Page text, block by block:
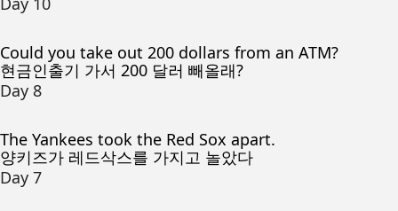
Could you take out 200 dollars from an ATM?
현금인출기 가서 200 달러 빼올래?
Day 8
The Yankees took the Red Sox apart.
양키즈가 레드삭스를 가지고 놀았다
Day 7